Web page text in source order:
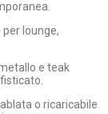
per lounge,
e teak
o ricaricabile